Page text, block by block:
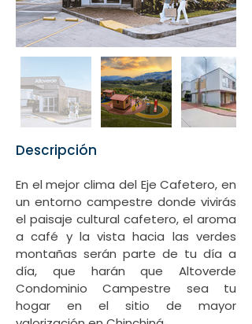
Descripción
En el mejor clima del Eje Cafetero, en
un entorno campestre donde vivirás
el paisaje cultural cafetero, el aroma
a café y la vista hacia las verdes
montañas serán parte de tu día a
día, que harán que Altoverde
Condominio Campestre sea tu
hogar en el sitio de mayor